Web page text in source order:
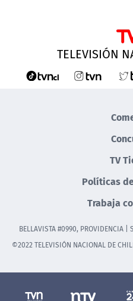
TELEVISIÓN
TV
Políticas
Trabaja
BELLAVISTA #0990, PROVIDENCIA |
©2022 TELEVISIÓN NACIONAL DE